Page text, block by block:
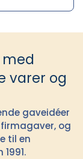
varer og
gaveidéer
og
til en